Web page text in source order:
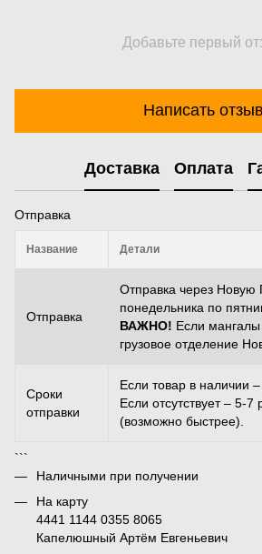
Добавьте первый
Написать отзыв
Доставка Оплата
Отправка
Название Детали
Отправка
Отправка через Новую
понедельника по
ВАЖНО! Если мангалы
грузовое отделение
Сроки
отправки
Если товар в наличии
Если отсутствует – 5-7
(возможно быстрее).
```
Наличными при получении
На карту
4441 1144 0355 8065
Капелюшный Артём Евгеньевич